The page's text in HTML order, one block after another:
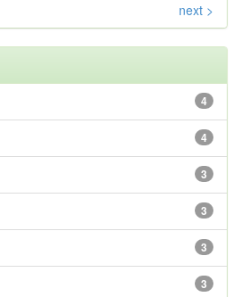
next >
4
4
3
3
3
3